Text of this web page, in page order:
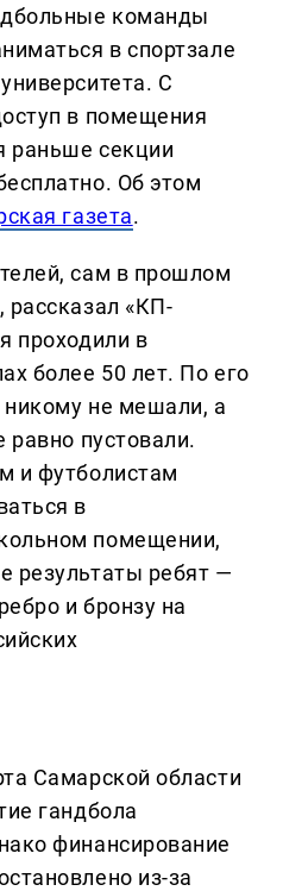
команды
в спортзале
С
в помещения
раньше секции
Об этом
газета.
сам в прошлом
рассказал «КП-
проходили в
более 50 лет. По его
не мешали, а
равно пустовали.
и футболистам
в
помещении,
результаты ребят —
и бронзу на
Самарской области
гандбола
финансирование
из-за